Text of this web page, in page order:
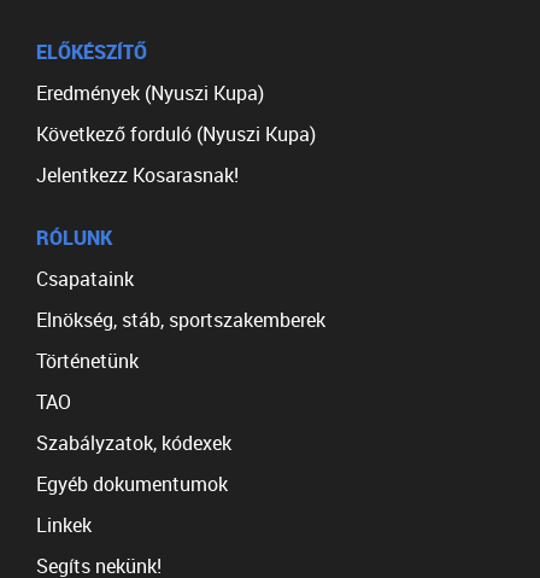
ELŐKÉSZÍTŐ
Eredmények (Nyuszi Kupa)
Következő forduló (Nyuszi Kupa)
Jelentkezz Kosarasnak!
RÓLUNK
Csapataink
Elnökség, stáb, sportszakemberek
Történetünk
TAO
Szabályzatok, kódexek
Egyéb dokumentumok
Linkek
Segíts nekünk!